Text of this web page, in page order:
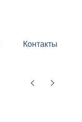
Контакты